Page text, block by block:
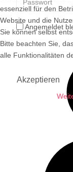
Angemeldet
essenziell für den
Website und die
Sie können selbst
Bitte beachten Sie,
alle Funktionalitäten
Akzeptieren